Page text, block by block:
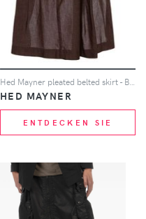
HED MAYNER
ENTDECKEN SIE